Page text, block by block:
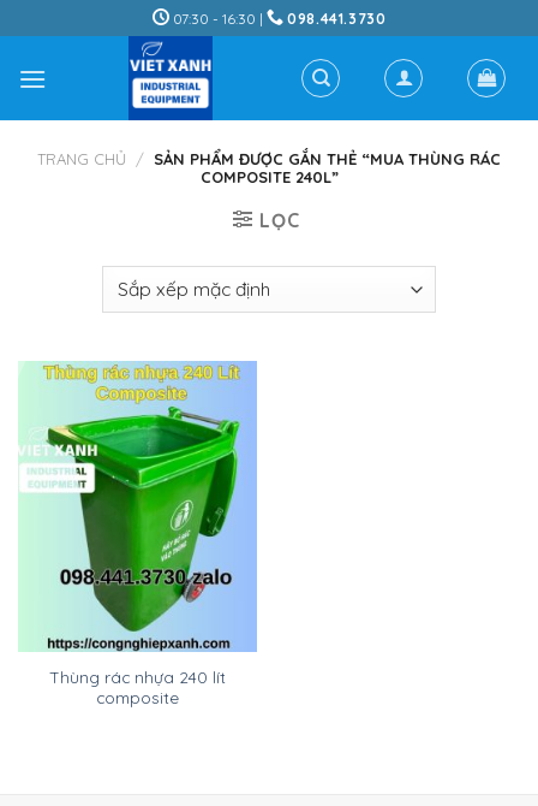
to
content
07:30 - 16:30 | 098.441.3730
TRANG CHỦ / SẢN PHẨM ĐƯỢC GẮN THẺ “MUA THÙNG RÁC
COMPOSITE 240L”
LỌC
Thùng rác nhựa 240 lít
composite